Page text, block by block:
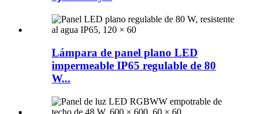
Lámpara de panel plano LED
impermeable IP65 regulable de 80
W...